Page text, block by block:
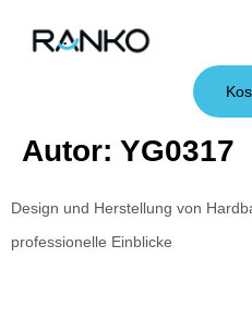
Autor: YG0317
Design und Herstellung von
professionelle Einblicke